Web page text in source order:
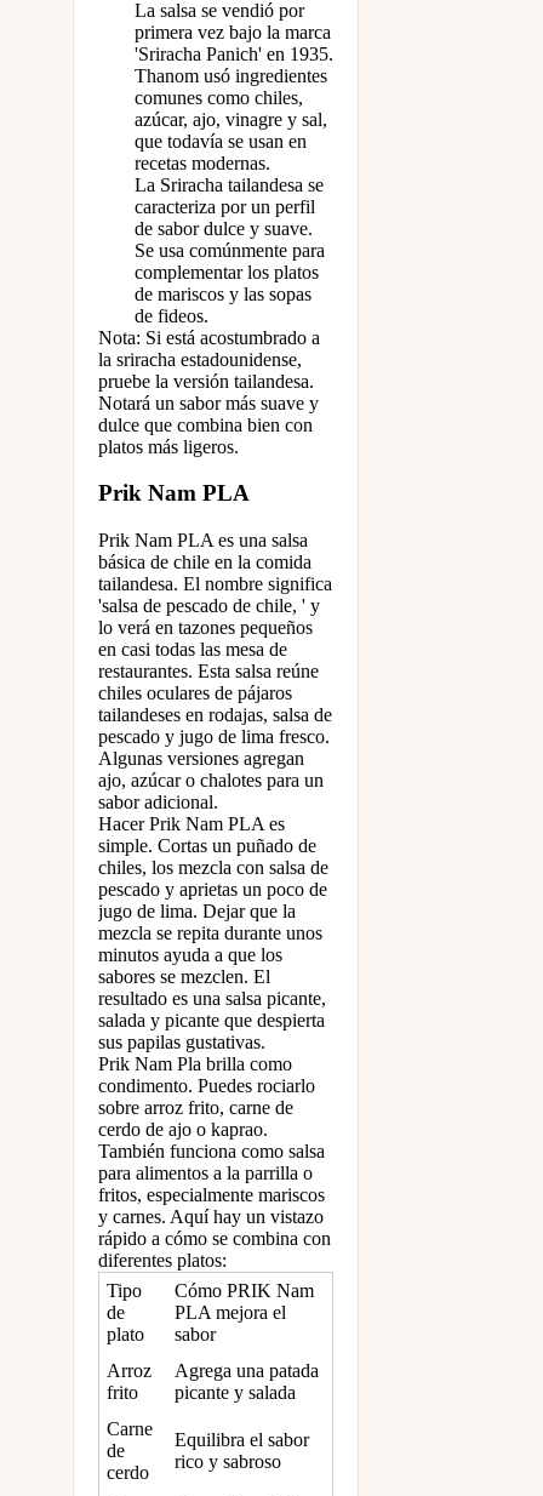
La salsa se vendió por
primera vez bajo la marca
'Sriracha Panich' en 1935.
Thanom usó ingredientes
comunes como chiles,
azúcar, ajo, vinagre y sal,
que todavía se usan en
recetas modernas.
La Sriracha tailandesa se
caracteriza por un perfil
de sabor dulce y suave.
Se usa comúnmente para
complementar los platos
de mariscos y las sopas
de fideos.
Nota: Si está acostumbrado a
la sriracha estadounidense,
pruebe la versión tailandesa.
Notará un sabor más suave y
dulce que combina bien con
platos más ligeros.
Prik Nam PLA
Prik Nam PLA es una salsa
básica de chile en la comida
tailandesa. El nombre significa
'salsa de pescado de chile, ' y
lo verá en tazones pequeños
en casi todas las mesa de
restaurantes. Esta salsa reúne
chiles oculares de pájaros
tailandeses en rodajas, salsa de
pescado y jugo de lima fresco.
Algunas versiones agregan
ajo, azúcar o chalotes para un
sabor adicional.
Hacer Prik Nam PLA es
simple. Cortas un puñado de
chiles, los mezcla con salsa de
pescado y aprietas un poco de
jugo de lima. Dejar que la
mezcla se repita durante unos
minutos ayuda a que los
sabores se mezclen. El
resultado es una salsa picante,
salada y picante que despierta
sus papilas gustativas.
Prik Nam Pla brilla como
condimento. Puedes rociarlo
sobre arroz frito, carne de
cerdo de ajo o kaprao.
También funciona como salsa
para alimentos a la parrilla o
fritos, especialmente mariscos
y carnes. Aquí hay un vistazo
rápido a cómo se combina con
diferentes platos:
Tipo
de
plato
Cómo PRIK Nam
PLA mejora el
sabor
Arroz
frito
Agrega una patada
picante y salada
Carne
de
cerdo
Equilibra el sabor
rico y sabroso